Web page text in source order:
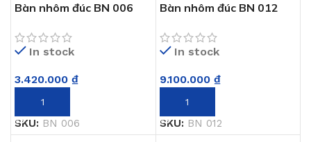
Bàn nhôm đúc BN 006
In stock
3.420.000 ₫
THÊM VÀO GIỎ HÀNG
SKU: BN 006
Bàn nhôm đúc BN 012
In stock
9.100.000 ₫
THÊM VÀO GIỎ HÀNG
SKU: BN 012